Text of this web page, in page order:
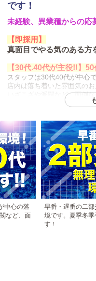
です！
未経験、異業種からの
【即採用】
真面目でやる気のある方
【30代.40代が主役!!】
スタッフは30代40代が中心
店内は落ち着いた雰囲気のお
いざこざや派閥など、面倒
理、売上管理、企画営業な
常勤スタッフは1ヶ月ほどの
学歴・職歴・経験は一切不
入を目指せる環境です！
𐄙𐄁𐄙𐄁𐄙𐄁𐄙𐄁𐄙𐄁𐄙𐄁𐄙
▶日払い5,000円以上
急な出費があるときも安心
たします。
▶早番・遅番の二部交代制
11時～23時の営業で、早番
中心の落
など、面
早番・遅番の二
境です。夏季冬
す！